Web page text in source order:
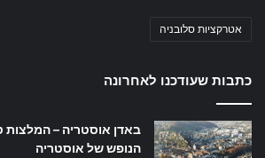
אטרקציות סלובניה
כתבות שעודכנו לאחרונה
באדן אוסטריה – המלצות
הנופש של אוסטריה